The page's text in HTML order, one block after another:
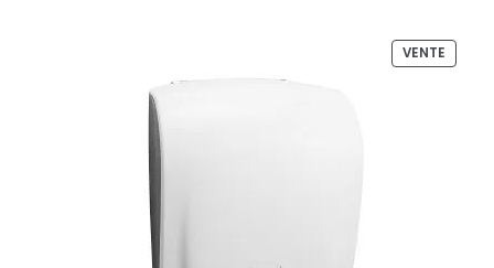
VENTE